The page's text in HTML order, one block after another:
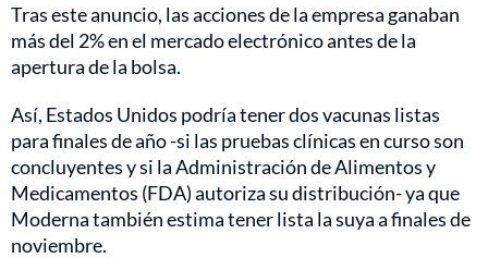
Tras este anuncio, las acciones de la empresa ganaban
más del 2% en el mercado electrónico antes de la
apertura de la bolsa.
Así, Estados Unidos podría tener dos vacunas listas
para finales de año -si las pruebas clínicas en curso son
concluyentes y si la Administración de Alimentos y
Medicamentos (FDA) autoriza su distribución- ya que
Moderna también estima tener lista la suya a finales de
noviembre.